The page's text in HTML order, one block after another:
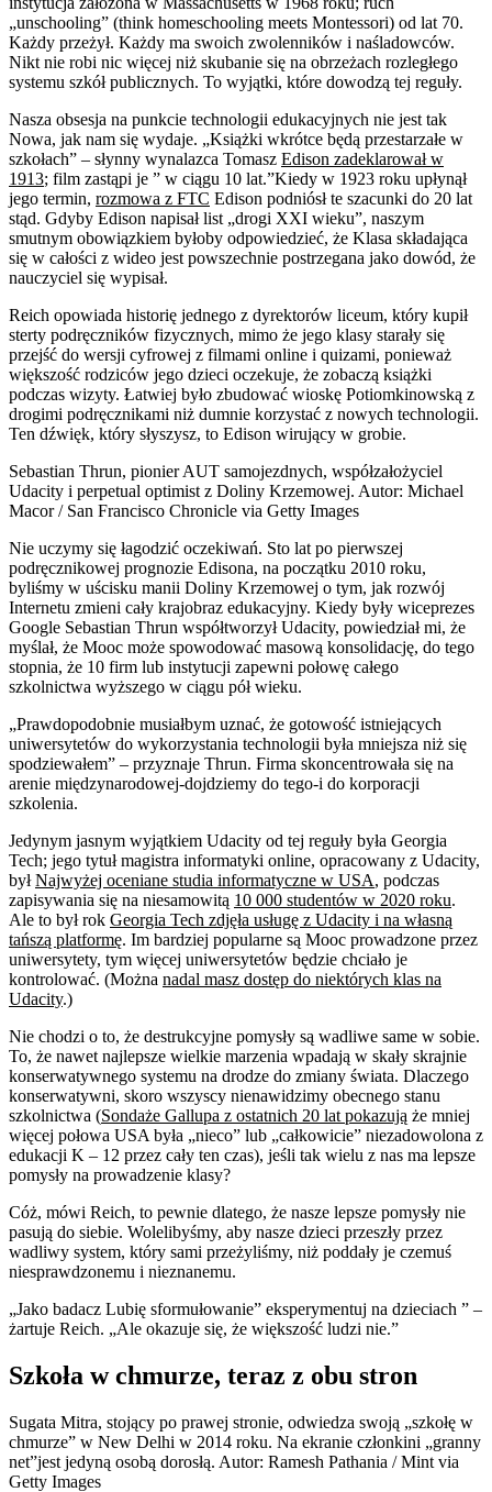
„unschooling” (think homeschooling meets Montessori) od lat 70.
Każdy przeżył. Każdy ma swoich zwolenników i naśladowców.
Nikt nie robi nic więcej niż skubanie się na obrzeżach rozległego
systemu szkół publicznych. To wyjątki, które dowodzą tej reguły.
Nasza obsesja na punkcie technologii edukacyjnych nie jest tak
Nowa, jak nam się wydaje. „Książki wkrótce będą przestarzałe w
szkołach” – słynny wynalazca Tomasz Edison zadeklarował w
1913; film zastąpi je ” w ciągu 10 lat.”Kiedy w 1923 roku upłynął
jego termin, rozmowa z FTC Edison podniósł te szacunki do 20 lat
stąd. Gdyby Edison napisał list „drogi XXI wieku”, naszym
smutnym obowiązkiem byłoby odpowiedzieć, że Klasa składająca
się w całości z wideo jest powszechnie postrzegana jako dowód, że
nauczyciel się wypisał.
Reich opowiada historię jednego z dyrektorów liceum, który kupił
sterty podręczników fizycznych, mimo że jego klasy starały się
przejść do wersji cyfrowej z filmami online i quizami, ponieważ
większość rodziców jego dzieci oczekuje, że zobaczą książki
podczas wizyty. Łatwiej było zbudować wioskę Potiomkinowską z
drogimi podręcznikami niż dumnie korzystać z nowych technologii.
Ten dźwięk, który słyszysz, to Edison wirujący w grobie.
Sebastian Thrun, pionier AUT samojezdnych, współzałożyciel
Udacity i perpetual optimist z Doliny Krzemowej. Autor: Michael
Macor / San Francisco Chronicle via Getty Images
Nie uczymy się łagodzić oczekiwań. Sto lat po pierwszej
podręcznikowej prognozie Edisona, na początku 2010 roku,
byliśmy w uścisku manii Doliny Krzemowej o tym, jak rozwój
Internetu zmieni cały krajobraz edukacyjny. Kiedy były wiceprezes
Google Sebastian Thrun współtworzył Udacity, powiedział mi, że
myślał, że Mooc może spowodować masową konsolidację, do tego
stopnia, że 10 firm lub instytucji zapewni połowę całego
szkolnictwa wyższego w ciągu pół wieku.
„Prawdopodobnie musiałbym uznać, że gotowość istniejących
uniwersytetów do wykorzystania technologii była mniejsza niż się
spodziewałem” – przyznaje Thrun. Firma skoncentrowała się na
arenie międzynarodowej-dojdziemy do tego-i do korporacji
szkolenia.
Jedynym jasnym wyjątkiem Udacity od tej reguły była Georgia
Tech; jego tytuł magistra informatyki online, opracowany z Udacity,
byłNajwyżej oceniane studia informatyczne w USA, podczas
zapisywania się na niesamowitą 10 000 studentów w 2020 roku.
Ale to był rok Georgia Tech zdjęła usługę z Udacity i na własną
tańszą platformę. Im bardziej popularne są Mooc prowadzone przez
uniwersytety, tym więcej uniwersytetów będzie chciało je
kontrolować. (Można nadal masz dostęp do niektórych klas na
Udacity.)
Nie chodzi o to, że destrukcyjne pomysły są wadliwe same w sobie.
To, że nawet najlepsze wielkie marzenia wpadają w skały skrajnie
konserwatywnego systemu na drodze do zmiany świata. Dlaczego
konserwatywni, skoro wszyscy nienawidzimy obecnego stanu
szkolnictwa (Sondaże Gallupa z ostatnich 20 lat pokazują że mniej
więcej połowa USA była „nieco” lub „całkowicie” niezadowolona z
edukacji K – 12 przez cały ten czas), jeśli tak wielu z nas ma lepsze
pomysły na prowadzenie klasy?
Cóż, mówi Reich, to pewnie dlatego, że nasze lepsze pomysły nie
pasują do siebie. Wolelibyśmy, aby nasze dzieci przeszły przez
wadliwy system, który sami przeżyliśmy, niż poddały je czemuś
niesprawdzonemu i nieznanemu.
„Jako badacz Lubię sformułowanie” eksperymentuj na dzieciach ” –
żartuje Reich. „Ale okazuje się, że większość ludzi nie.”
Szkoła w chmurze, teraz z obu stron
Sugata Mitra, stojący po prawej stronie, odwiedza swoją „szkołę w
chmurze” w New Delhi w 2014 roku. Na ekranie członkini „granny
net”jest jedyną osobą dorosłą. Autor: Ramesh Pathania / Mint via
Getty Images